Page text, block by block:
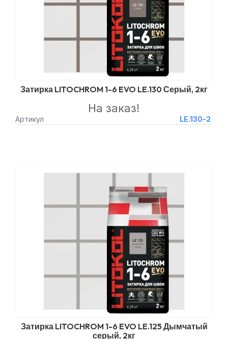
Затирка LITOCHROM 1-6 EVO LE.130 Серый, 2кг
Артикул LE.130-2
На заказ!
Затирка LITOCHROM 1-6 EVO LE.125 Дымчатый
серый, 2кг